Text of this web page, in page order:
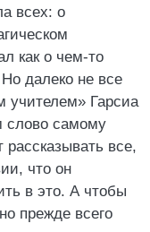
всех: о
как о чем-то
далеко не все
учителем» Гарсиа
слово самому
все,
что он
в это. А чтобы
прежде всего